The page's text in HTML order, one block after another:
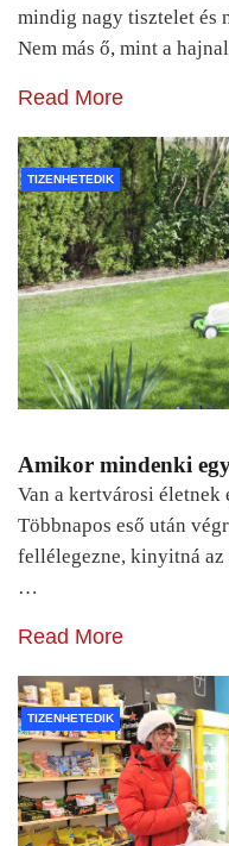
mindig nagy tisztelet és
Nem más ő, mint a
Read More
TIZENHETEDIK
Amikor mindenki
Van a kertvárosi életnek
Többnapos eső után
fellélegezne, kinyitná az
…
Read More
TIZENHETEDIK